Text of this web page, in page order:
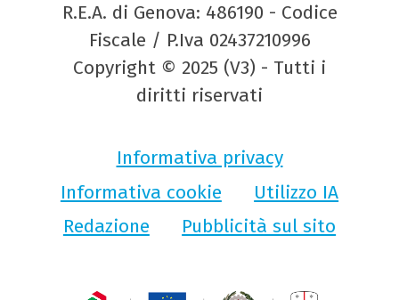
R.E.A. di Genova: 486190 - Codice
Fiscale / P.Iva 02437210996
Copyright © 2025 (V3) - Tutti i
diritti riservati
Informativa privacy
Informativa cookie
Utilizzo IA
Redazione
Pubblicità sul sito